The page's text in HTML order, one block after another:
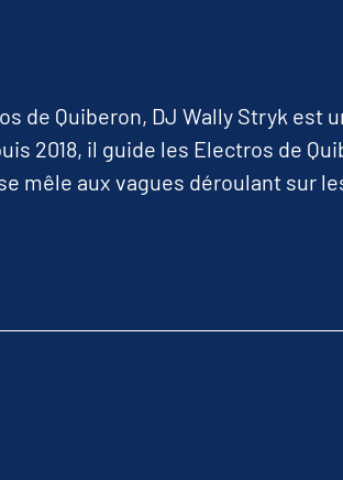
de Quiberon, DJ Wally Stryk est
2018, il guide les Electros de
mêle aux vagues déroulant sur